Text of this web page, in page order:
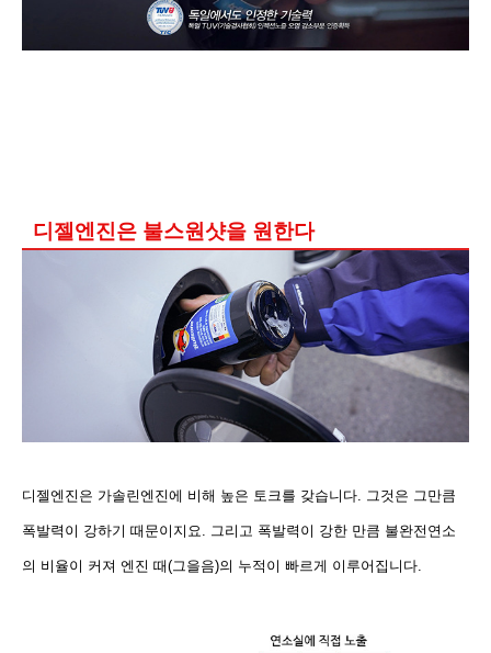
디젤엔진은 불스원샷을 원한다
디젤엔진은 가솔린엔진에 비해 높은 토크를 갖습니다. 그것은 그만큼
폭발력이 강하기 때문이지요. 그리고 폭발력이 강한 만큼 불완전연소
의 비율이 커져 엔진 때(그을음)의 누적이 빠르게 이루어집니다.